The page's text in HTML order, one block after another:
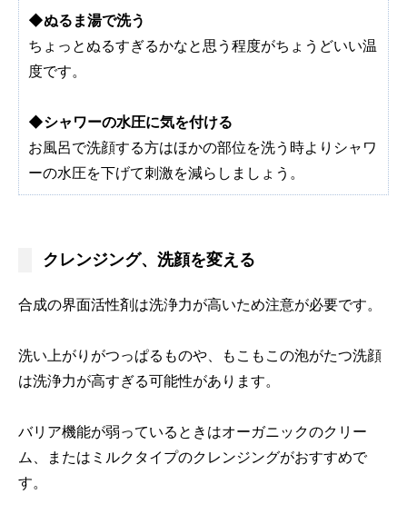
◆ぬるま湯で洗う
ちょっとぬるすぎるかなと思う程度がちょうどいい温
度です。
◆シャワーの水圧に気を付ける
お風呂で洗顔する方はほかの部位を洗う時よりシャワ
ーの水圧を下げて刺激を減らしましょう。
クレンジング、洗顔を変える
合成の界面活性剤は洗浄力が高いため注意が必要です。
洗い上がりがつっぱるものや、もこもこの泡がたつ洗顔
は洗浄力が高すぎる可能性があります。
バリア機能が弱っているときはオーガニックのクリー
ム、またはミルクタイプのクレンジングがおすすめで
す。